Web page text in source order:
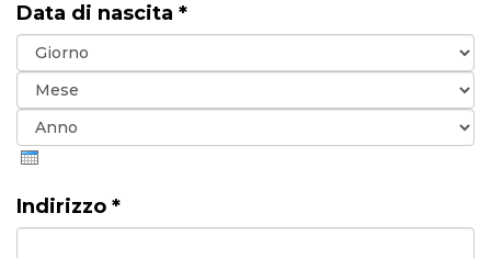
Data di nascita *
Giorno
Mese
Anno
Indirizzo *